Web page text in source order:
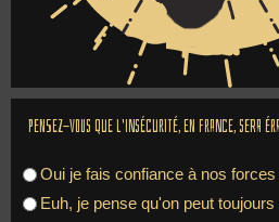
Pensez-vous que l'insécurité, en France, sera
Oui je fais confiance à nos
Euh, je pense qu'on peut toujours